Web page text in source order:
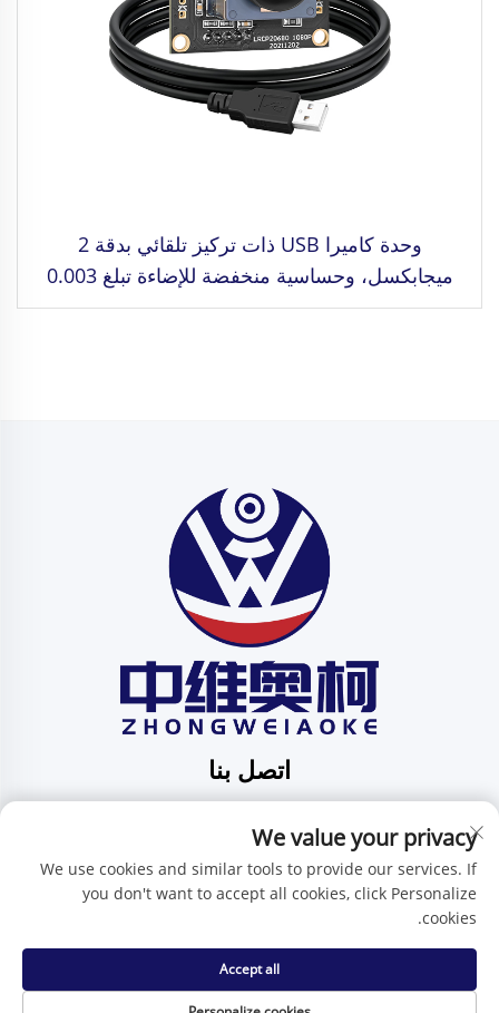
وحدة كاميرا USB ذات تركيز تلقائي بدقة 2
ميجابكسل، وحساسية منخفضة للإضاءة تبلغ 0.003
لوكس، ودقة فيديو 1080 بكسل، ومدى ديناميكي
اتصل بنا
بينغدي، شينتشن، مقاطعة قوانغدونغ، الصين
هاتف:+86-15986647296
البريد الإلكتروني:[email protected]
حقوق النسخ محفوظة © شركة شنتشن تشنغوي آي كيه للتكنولوجيا
المحدودة -سياسة الخصوصية
We value your privacy
We use cookies and similar tools to provide our services. If
you don't want to accept all cookies, click Personalize
cookies.
Accept all